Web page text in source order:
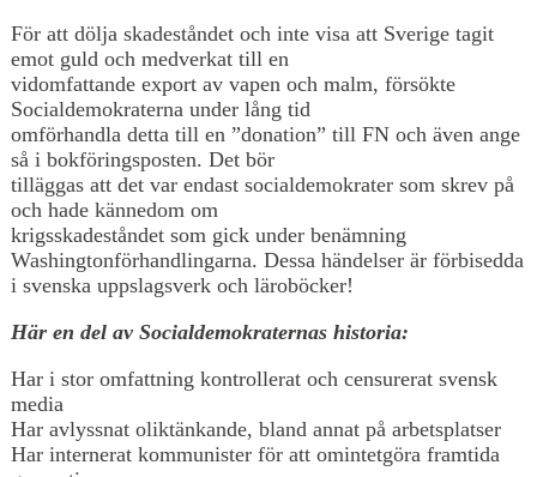
För att dölja skadeståndet och inte visa att Sverige tagit
emot guld och medverkat till en
vidomfattande export av vapen och malm, försökte
Socialdemokraterna under lång tid
omförhandla detta till en ”donation” till FN och även ange
så i bokföringsposten. Det bör
tilläggas att det var endast socialdemokrater som skrev på
och hade kännedom om
krigsskadeståndet som gick under benämning
Washingtonförhandlingarna. Dessa händelser är förbisedda
i svenska uppslagsverk och läroböcker!
Här en del av Socialdemokraternas historia:
Har i stor omfattning kontrollerat och censurerat svensk
media
Har avlyssnat oliktänkande, bland annat på arbetsplatser
Har internerat kommunister för att omintetgöra framtida